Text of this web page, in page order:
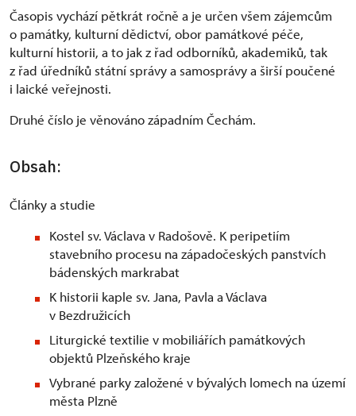
Časopis vychází pětkrát ročně a je určen všem zájemcům
o památky, kulturní dědictví, obor památkové péče,
kulturní historii, a to jak z řad odborníků, akademiků, tak
z řad úředníků státní správy a samosprávy a širší poučené
i laické veřejnosti.
Druhé číslo je věnováno západním Čechám.
Obsah:
Články a studie
Kostel sv. Václava v Radošově. K peripetiím
stavebního procesu na západočeských panstvích
bádenských markrabat
K historii kaple sv. Jana, Pavla a Václava
v Bezdružicích
Liturgické textilie v mobiliářích památkových
objektů Plzeňského kraje
Vybrané parky založené v bývalých lomech na území
města Plzně